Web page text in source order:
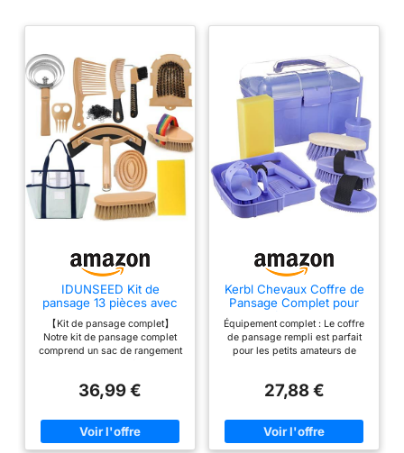
IDUNSEED Kit de
pansage 13 pièces avec
12 accessoires et 1 sac
【Kit de pansage complet】
Notre kit de pansage complet
comprend un sac de rangement
comprend des peignes à poils
des peignes à prêle, des
brosses dures, des brosses à
gants, des cure-pieds avec
36,99 €
Kerbl Chevaux Coffre de
Pansage Complet pour
Équipement complet : Le coffre
de pansage rempli est parfait
pour les petits amateurs de
pansage quotidien des chevaux
apprend aux enfants à être
responsables Rangement
pratique : Dans le coffre de
27,88 €